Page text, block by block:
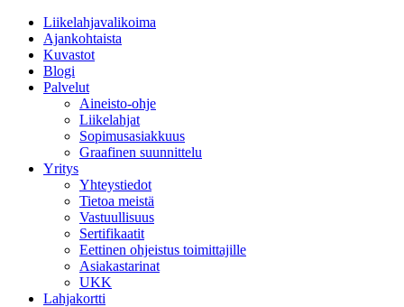
Liikelahjavalikoima
Ajankohtaista
Kuvastot
Blogi
Palvelut
Aineisto-ohje
Liikelahjat
Sopimusasiakkuus
Graafinen suunnittelu
Yritys
Yhteystiedot
Tietoa meistä
Vastuullisuus
Sertifikaatit
Eettinen ohjeistus toimittajille
Asiakastarinat
UKK
Lahjakortti